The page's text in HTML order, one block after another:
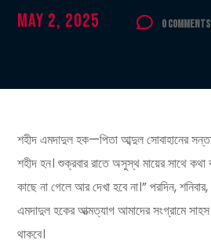
May 2, 2025 0 Comments
শহীদ এমদাদুল হক—পিতা আব্দুল সোবাহানের
শহীদ হন। শুক্রবার রাতে অসুস্থ মায়ের সাথে কথা
কাছে না গেলে আর দেখা হবে না।” পরদিন,
এমদাদুল হকের আত্মত্যাগ আমাদের সংগ্রামে
থাকবে।